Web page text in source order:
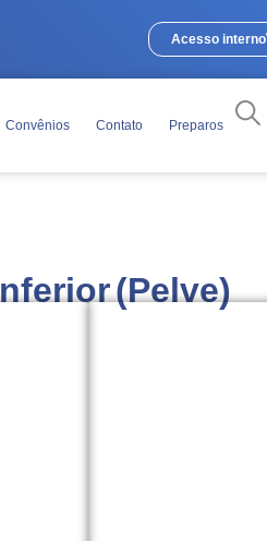
Acesso interno
Convênios Contato Preparos
(Pelve)